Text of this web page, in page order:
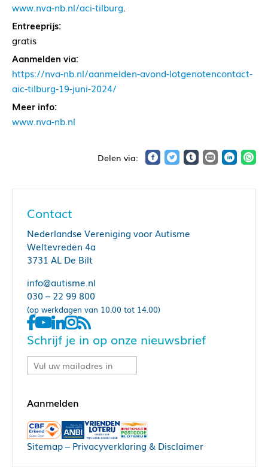
www.nva-nb.nl/aci-tilburg.
Entreeprijs:
gratis
Aanmelden via:
https://nva-nb.nl/aanmelden-avond-lotgenotencontact-
aic-tilburg-19-juni-2024/
Meer info:
www.nva-nb.nl
Contact
Nederlandse Vereniging voor Autisme
Weltevreden 4a
3731 AL De Bilt
info@autisme.nl
030 – 22 99 800
(op werkdagen van 10.00 tot 14.00)
Schrijf je in op onze nieuwsbrief
Sitemap– Privacyverklaring & Disclaimer